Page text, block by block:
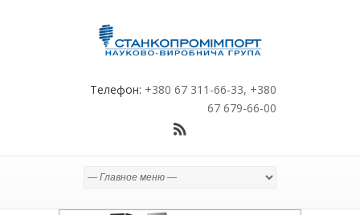
Телефон: +380 67 311-66-33, +380
67 679-66-00